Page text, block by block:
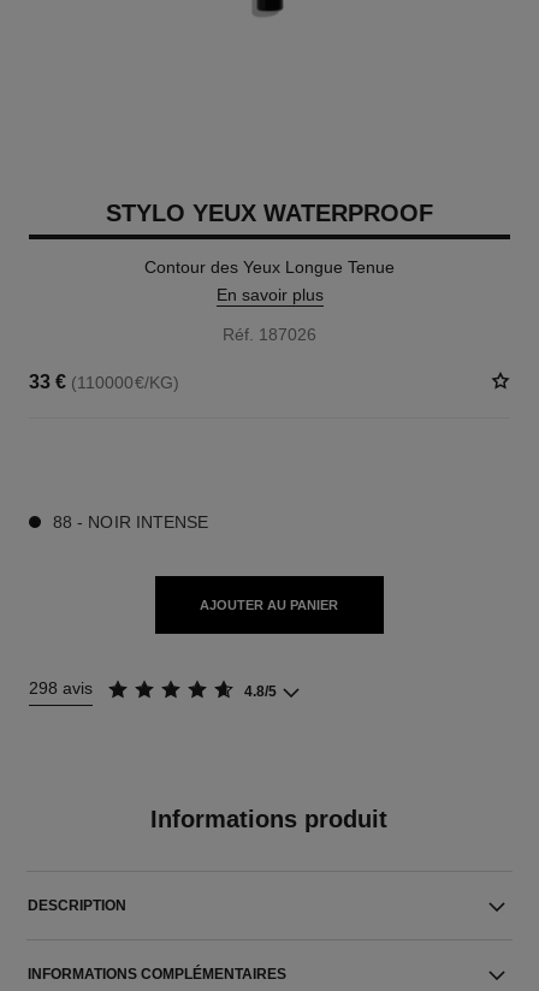
STYLO YEUX WATERPROOF
Contour des Yeux Longue Tenue
En savoir plus
Réf. 187026
33 € (110000€/KG)
88 - NOIR INTENSE
AJOUTER AU PANIER
298 avis 4.8/5
Informations produit
DESCRIPTION
INFORMATIONS COMPLÉMENTAIRES